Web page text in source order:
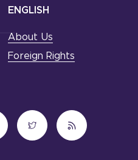
ENGLISH
About Us
Foreign Rights